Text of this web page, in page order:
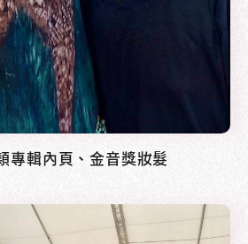
專輯內頁、金音獎妝髮